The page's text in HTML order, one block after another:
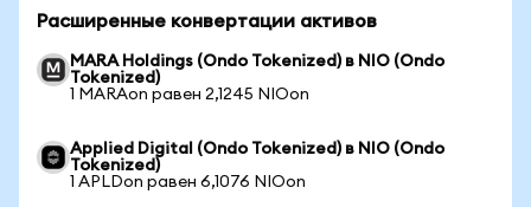
Расширенные конвертации активов
MARA Holdings (Ondo Tokenized) в NIO (Ondo
Tokenized)
1 MARAon равен 2,1245 NIOon
Applied Digital (Ondo Tokenized) в NIO (Ondo
Tokenized)
1 APLDon равен 6,1076 NIOon